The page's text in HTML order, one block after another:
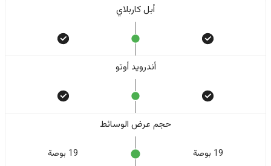
أبل كاربلاي
أندرويد أوتو
حجم عرض الوسائط
19 بوصة 19 بوصة